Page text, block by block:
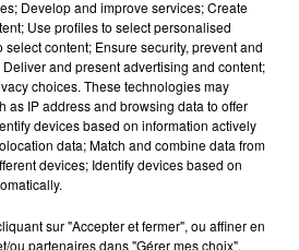
- Guinguette éphémère
!
Develop and improve services; Create
Use profiles to select personalised
content; Ensure security, prevent and
and present advertising and content;
choices. These technologies may
as IP address and browsing data to offer
devices based on information actively
data; Match and combine data from
devices; Identify devices based on
sur "Accepter et fermer", ou affiner en
ou partenaires dans "Gérer mes choix".